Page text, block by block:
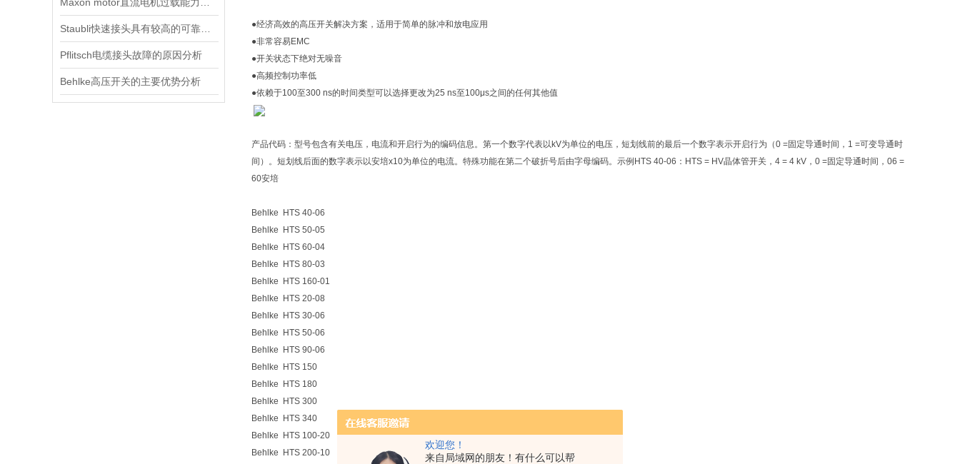
欢迎您！
来自局域网的朋友！有什么可以帮
Pflitsch电缆接头故障的原因分析
Behlke高压开关的主要优势分析
●经济高效的高压开关解决方案，适用于简单的脉冲和放电应用
●非常容易EMC
●开关状态下绝对无噪音
●高频控制功率低
●依赖于100至300 ns的时间类型可以选择更改为25 ns至100μs之间的任何其他值
产品代码：型号包含有关电压，电流和开启行为的编码信息。第一个数字代表以kV为单位的电压，短划线前的最后一个数字表示开启行为（0 =固定导通时间，1 =可变导通时
间）。短划线后面的数字表示以安培x10为单位的电流。特殊功能在第二个破折号后由字母编码。示例HTS 40-06：HTS = HV晶体管开关，4 = 4 kV，0 =固定导通时间，06 =
60安培
Behlke HTS 40-06
Behlke HTS 50-05
Behlke HTS 60-04
Behlke HTS 80-03
Behlke HTS 160-01
Behlke HTS 20-08
Behlke HTS 30-06
Behlke HTS 50-06
Behlke HTS 90-06
Behlke HTS 150
Behlke HTS 180
Behlke HTS 300
Behlke HTS 340
Behlke HTS 100-20
Behlke HTS 200-10